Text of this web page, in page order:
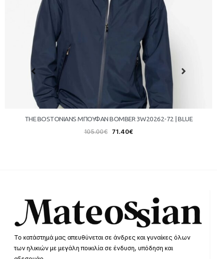
THE BOSTONIANS ΜΠΟΥΦΑΝ BOMBER 3W20262-72 | BLUE
105.00€ 71.40€
Το κατάστημά μας απευθύνεται σε άνδρες και γυναίκες όλων
των ηλικιών με μεγάλη ποικιλία σε ένδυση, υπόδηση και